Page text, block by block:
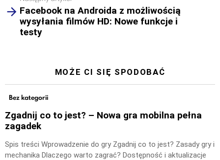
Facebook na Androida z możliwością
wysyłania filmów HD: Nowe funkcje i
testy
MOŻE CI SIĘ SPODOBAĆ
Bez kategorii
Zgadnij co to jest? – Nowa gra mobilna pełna
zagadek
Spis treści Wprowadzenie do gry Zgadnij co to jest? Zasady gry i
mechanika Dlaczego warto zagrać? Dostępność i aktualizacje